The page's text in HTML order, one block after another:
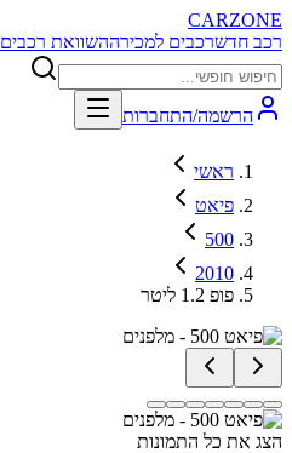
CARZONE
רכב חדשרכבים למכירההשוואת רכבים
הרשמה/התחברות
ראשי
פיאט
500
2010
פופ 1.2 ליטר
הצג את כל התמונות